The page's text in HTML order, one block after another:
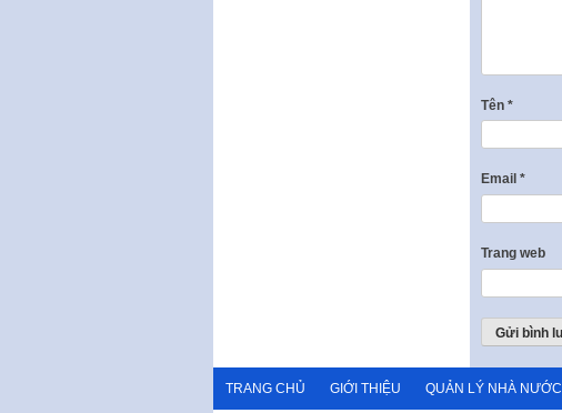
Tên *
Email *
Trang web
TRANG CHỦ GIỚI THIỆU QUẢN LÝ NHÀ NƯỚC